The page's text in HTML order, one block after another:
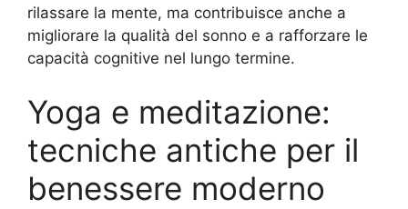
rilassare la mente, ma contribuisce anche a
migliorare la qualità del sonno e a rafforzare le
capacità cognitive nel lungo termine.
Yoga e meditazione:
tecniche antiche per il
benessere moderno